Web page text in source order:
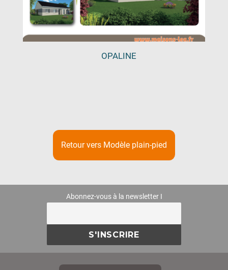
OPALINE
Retour vers Modèle plain-pied
Abonnez-vous à la newsletter I